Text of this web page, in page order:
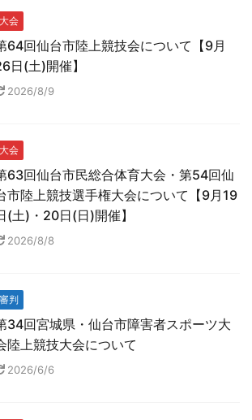
大会
64回仙台市陸上競技会について【9月
日(土)開催】
2026/8/9
大会
63回仙台市民総合体育大会・第54回仙
市陸上競技選手権大会について【9月19
(土)・20日(日)開催】
2026/8/8
審判
34回宮城県・仙台市障害者スポーツ大
陸上競技大会について
2026/6/6